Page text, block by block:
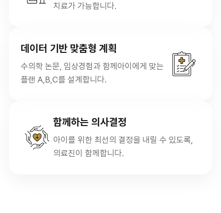
치료가 가능합니다.
데이터 기반 맞춤형 계획
수의학 논문, 임상경험과 함께아이에게 맞는
플랜 A,B,C를 설계합니다.
함께하는 의사결정
아이를 위한 최선의 결정을 내릴 수 있도록,
의료진이 함께합니다.